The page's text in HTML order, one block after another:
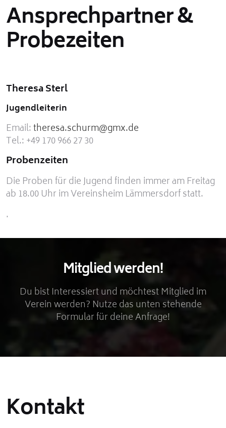
Ansprechpartner &
Probezeiten
Theresa Sterl
Jugendleiterin
Email: theresa.schurm@gmx.de
Tel.: +49 170 966 27 30
Probenzeiten
Die Proben für die Jugend finden immer am Freitag
ab 18.00 Uhr im Vereinsheim Lämmersdorf statt.
.
Mitglied werden!
Du bist Interessiert und möchtest Mitglied im
Verein werden? Nutze das unten stehende
Formular für deine Anfrage!
Kontakt